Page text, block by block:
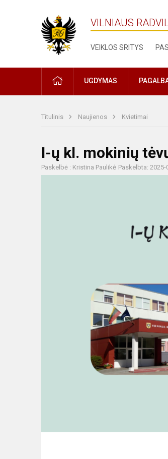
VILNIAUS
VEIKLOS SRITYS
PRADŽIAUGDYMAS
Titulinis Naujienos Kvietimai
I-ų kl. mokinių
Paskelbė : Kristina Paulikė Paskelbta: 2025-